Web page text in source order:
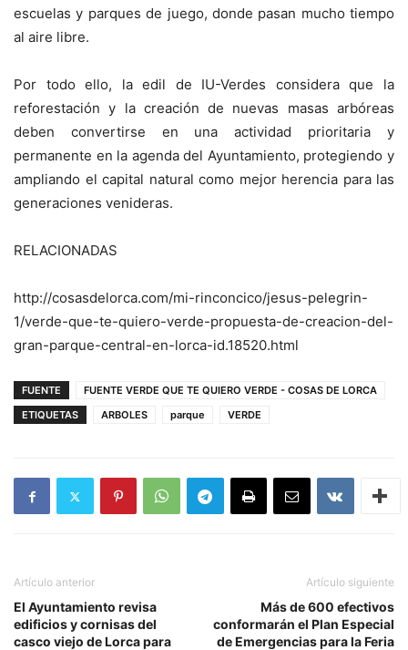
escuelas y parques de juego, donde pasan mucho tiempo
al aire libre.
Por todo ello, la edil de IU-Verdes considera que la
reforestación y la creación de nuevas masas arbóreas
deben convertirse en una actividad prioritaria y
permanente en la agenda del Ayuntamiento, protegiendo y
ampliando el capital natural como mejor herencia para las
generaciones venideras.
RELACIONADAS
http://cosasdelorca.com/mi-rinconcico/jesus-pelegrin-
1/verde-que-te-quiero-verde-propuesta-de-creacion-del-
gran-parque-central-en-lorca-id.18520.html
FUENTE
FUENTE VERDE QUE TE QUIERO VERDE - COSAS DE LORCA
ETIQUETAS
ARBOLES parque VERDE
Artículo anterior
El Ayuntamiento revisa
edificios y cornisas del
casco viejo de Lorca para
Artículo siguiente
Más de 600 efectivos
conformarán el Plan Especial
de Emergencias para la Feria